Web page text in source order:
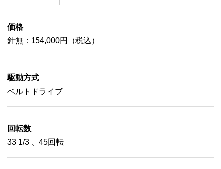
価格
針無：154,000円（税込）
駆動方式
ベルトドライブ
回転数
33 1/3 、45回転